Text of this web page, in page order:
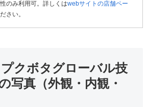
のみ利用可。詳しくはwebサイトの店舗ペー
さい。
クボタグローバル技
写真（外観・内観・